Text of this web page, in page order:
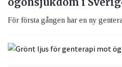
För första gången har en ny